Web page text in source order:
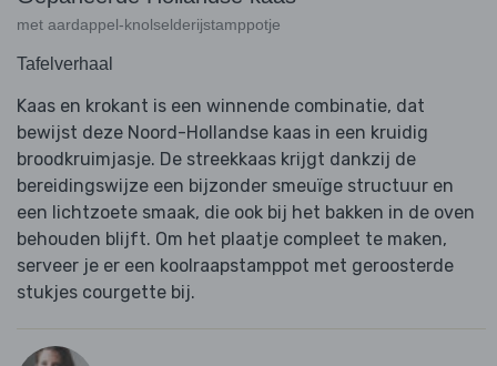
met aardappel-knolselderijstamppotje
Tafelverhaal
Kaas en krokant is een winnende combinatie, dat
bewijst deze Noord-Hollandse kaas in een kruidig
broodkruimjasje. De streekkaas krijgt dankzij de
bereidingswijze een bijzonder smeuïge structuur en
een lichtzoete smaak, die ook bij het bakken in de oven
behouden blijft. Om het plaatje compleet te maken,
serveer je er een koolraapstamppot met geroosterde
stukjes courgette bij.